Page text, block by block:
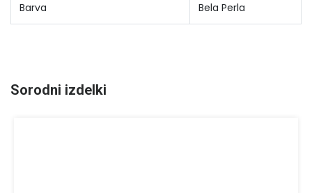
Barva Bela Perla
Sorodni izdelki